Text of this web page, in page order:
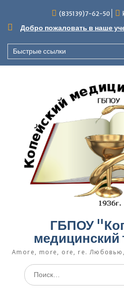
содержимому
(835139)7-62-50
Добро пожаловать в наше
Быстрые ссылки
ГБПОУ
медицинский
Amore, more, ore, re.
Поиск
по: